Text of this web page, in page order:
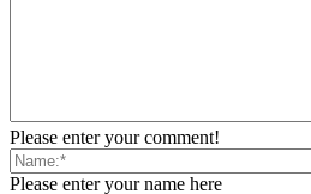
Please enter your comment!
Please enter your name here